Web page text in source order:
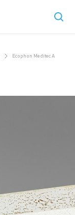
Ecophon Meditec A